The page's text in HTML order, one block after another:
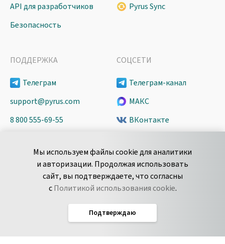
Мы используем файлы cookie для аналитики
и авторизации. Продолжая использовать
сайт, вы подтверждаете, что согласны
сПолитикой использования cookie.
Подтверждаю
API для разработчиков
Безопасность
Pyrus Sync
ПОДДЕРЖКА
Телеграм
support@pyrus.com
8 800 555-69-55
пн-пт с 9 до 18 часов (Мск)
Сообщить об
уязвимости
СОЦСЕТИ
Телеграм-канал
МАКС
ВКонтакте
Spark
Дзен
Соглашение об обработке данных